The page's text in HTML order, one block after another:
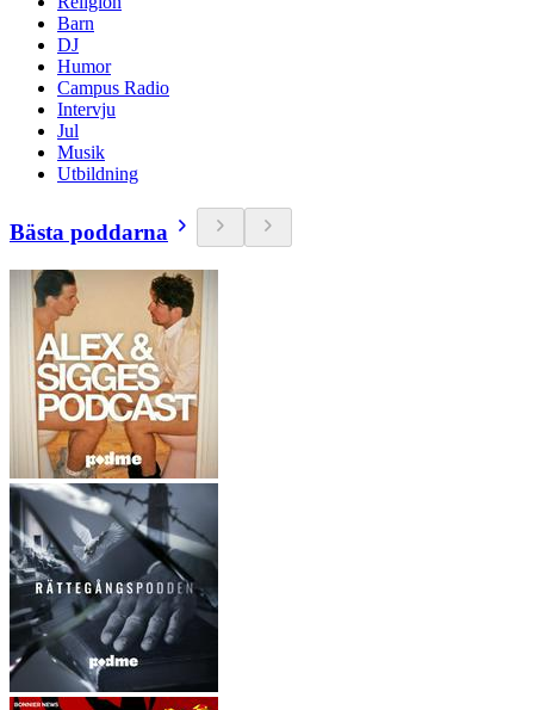
Barn
DJ
Humor
Campus Radio
Intervju
Jul
Musik
Utbildning
Bästa poddarna